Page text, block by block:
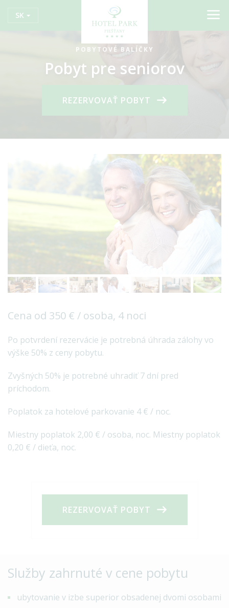
SK
POBYTOVÉ BALÍČKY
Pobyt pre seniorov
REZERVOVAŤ POBYT
Služby zahrnuté v cene pobytu
ubytovanie v izbe superior obsadenej dvomi osobami
Cena od 350 € / osoba, 4 noci
Po potvrdení rezervácie je potrebná úhrada zálohy vo
výške 50% z ceny pobytu.
Zvyšných 50% je potrebné uhradiť 7 dní pred
príchodom.
Poplatok za hotelové parkovanie 4 € / noc.
Miestny poplatok 2,00 € / osoba, noc. Miestny poplatok
0,20 € / dieťa, noc.
REZERVOVAŤ POBYT